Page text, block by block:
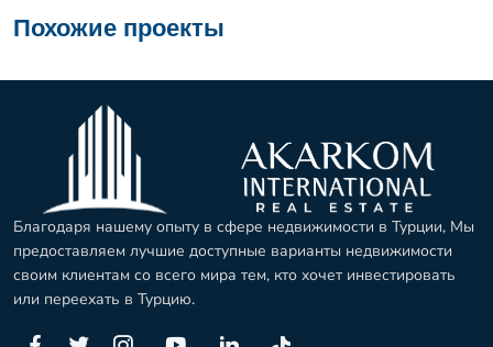
Похожие проекты
Благодаря нашему опыту в сфере недвижимости в Турции, Мы
предоставляем лучшие доступные варианты недвижимости
своим клиентам со всего мира тем, кто хочет инвестировать
или переехать в Турцию.